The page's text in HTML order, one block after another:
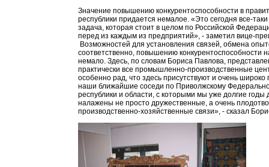
Значение повышению конкурентоспособности в
республики придается немалое. «Это сегодня все-таки
задача, которая стоит в целом по Российской
перед из каждым из предприятий», - заметил вице-
Возможностей для установления связей, обмена
соответственно, повышению конкурентоспособности
немало. Здесь, по словам Бориса Павлова,
практически все промышленно-производственные
особенно рад, что здесь присутствуют и очень
наши ближайшие соседи по Приволжскому
республики и области, с которыми мы уже долгие годы
налажены не просто дружественные, а очень
производственно-хозяйственные связи», - сказал